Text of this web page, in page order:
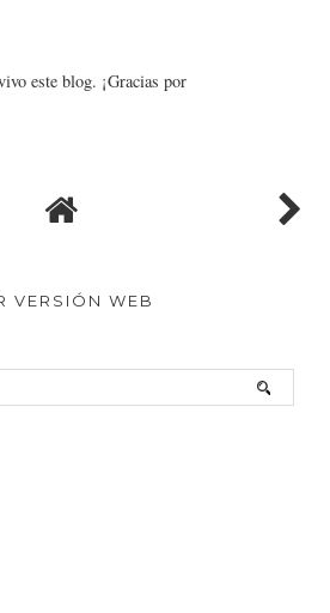
este blog. ¡Gracias por
VERSIÓN WEB